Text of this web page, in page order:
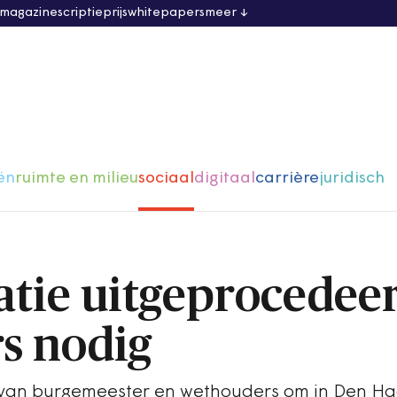
scriptieprijswhitepapersmeer
ruimte en milieusociaaldigitaalcarrièrejuridisch
nodig
burgemeester en wethouders om in Den